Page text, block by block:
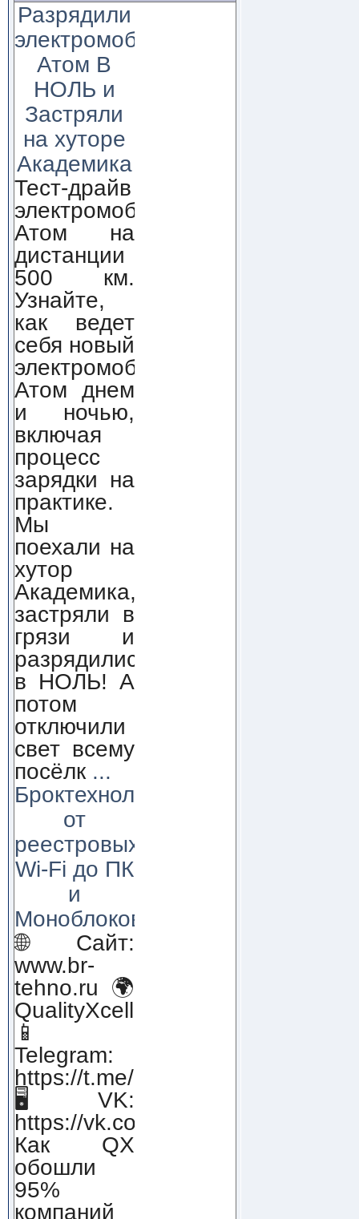
Разрядили
электромобиль
Атом В
НОЛЬ и
Застряли
на хуторе
Академика
Тест-драйв
электромобиля
Атом на
дистанции
500 км.
Узнайте,
как ведет
себя новый
электромобиль
Атом днем
и ночью,
включая
процесс
зарядки на
практике.
Мы
поехали на
хутор
Академика,
застряли в
грязи и
разрядились
в НОЛЬ! А
потом
отключили
свет всему
посёлк ...
Броктехнолоджи:
от
реестровых
Wi-Fi до ПК
и
Моноблоков!
🌐 Сайт:
www.br-
tehno.ru 🌍
QualityXcellence.ru
📱
Telegram:
https://t.me/qx_lab_IT
🖥 VK:
https://vk.com/qualityxcellenc
Как QX
обошли
95%
компаний